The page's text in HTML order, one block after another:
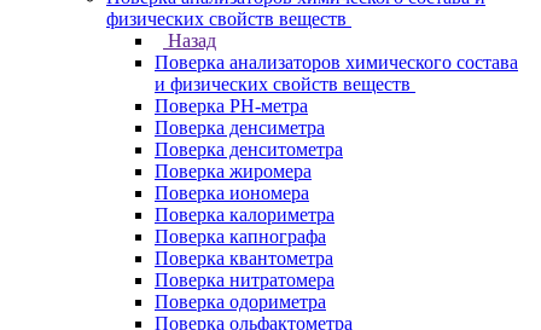
физических свойств веществ
Назад
Поверка анализаторов химического состава
и физических свойств веществ
Поверка PH-метра
Поверка денсиметра
Поверка денситометра
Поверка жиромера
Поверка иономера
Поверка калориметра
Поверка капнографа
Поверка квантометра
Поверка нитратомера
Поверка одориметра
Поверка ольфактометра